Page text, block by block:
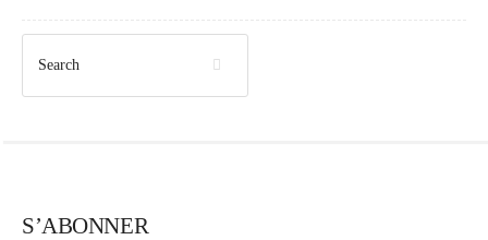
S’ABONNER